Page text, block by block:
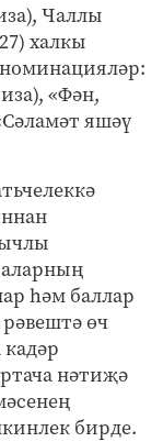
Чаллы
халкы
«Фән,
яшәү
һәм баллар
өч
нәтиҗә
бирде.